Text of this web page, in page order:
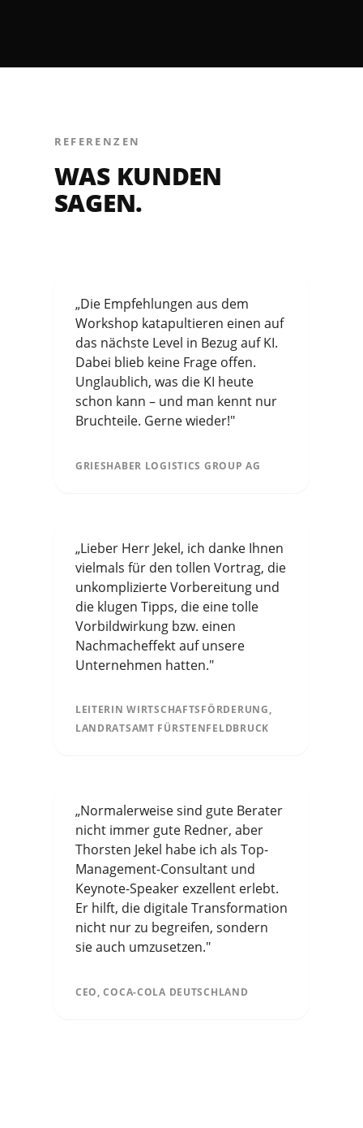
REFERENZEN
WAS KUNDEN
SAGEN.
„Die Empfehlungen aus dem
Workshop katapultieren einen auf
das nächste Level in Bezug auf KI.
Dabei blieb keine Frage offen.
Unglaublich, was die KI heute
schon kann – und man kennt nur
Bruchteile. Gerne wieder!"
GRIESHABER LOGISTICS GROUP AG
„Lieber Herr Jekel, ich danke Ihnen
vielmals für den tollen Vortrag, die
unkomplizierte Vorbereitung und
die klugen Tipps, die eine tolle
Vorbildwirkung bzw. einen
Nachmacheffekt auf unsere
Unternehmen hatten."
LEITERIN WIRTSCHAFTSFÖRDERUNG,
LANDRATSAMT FÜRSTENFELDBRUCK
„Normalerweise sind gute Berater
nicht immer gute Redner, aber
Thorsten Jekel habe ich als Top-
Management-Consultant und
Keynote-Speaker exzellent erlebt.
Er hilft, die digitale Transformation
nicht nur zu begreifen, sondern
sie auch umzusetzen."
CEO, COCA-COLA DEUTSCHLAND